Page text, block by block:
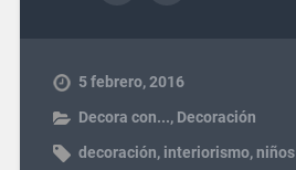
5 febrero, 2016
Decora con..., Decoración
decoración, interiorismo,niños